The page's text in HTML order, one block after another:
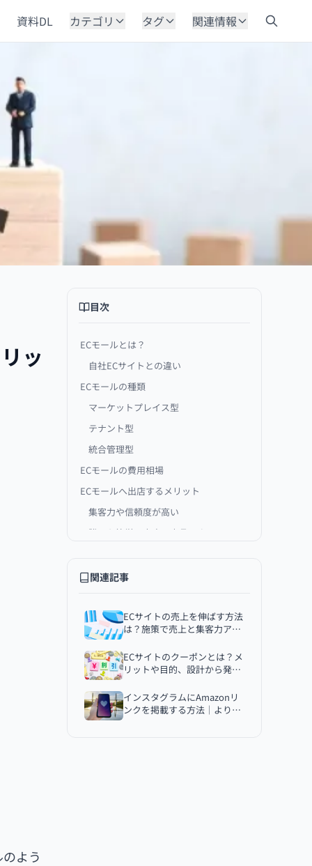
資料DL カテゴリ タグ 関連情報
ッ
よう
目次
ECモールとは？
自社ECサイトとの違い
ECモールの種類
マーケットプレイス型
テナント型
統合管理型
ECモールの費用相場
ECモールへ出店するメリット
集客力や信頼度が高い
誰でも簡単に出店・出品できる
サポートが受けられる
ランニングコストや手数料の負担が
大きい
ブランディングにつながりにくい
価格競争になりやすい
顧客情報を活用しづらい
国内ECモール流通総額ランキング
関連記事
ECサイトの売上を伸ばす方法
は？施策で売上と集客力アッ
ECサイトのクーポンとは？メ
リットや目的、設計から発行
インスタグラムにAmazonリ
ンクを掲載する方法｜より効